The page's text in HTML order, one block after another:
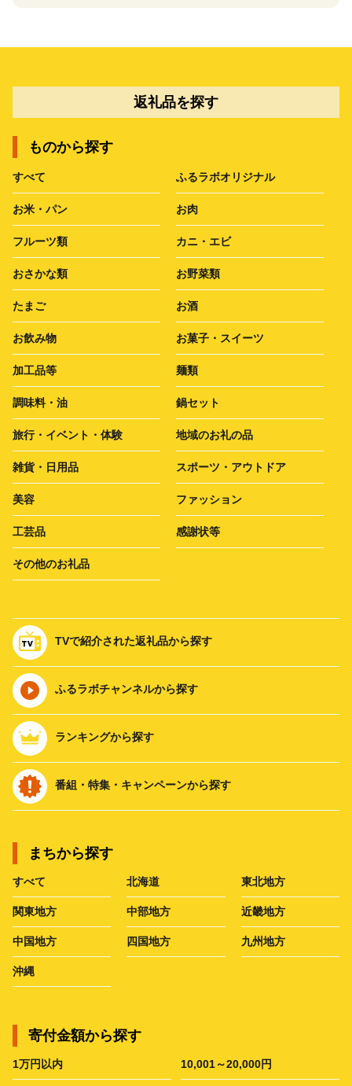
返礼品を探す
ものから探す
すべて ふるラボオリジナル
お米・パン お肉
フルーツ類 カニ・エビ
おさかな類 お野菜類
たまご お酒
お飲み物 お菓子・スイーツ
加工品等 麺類
調味料・油 鍋セット
旅行・イベント・体験 地域のお礼の品
雑貨・日用品 スポーツ・アウトドア
美容 ファッション
工芸品 感謝状等
その他のお礼品
TVで紹介された返礼品から探す
ふるラボチャンネルから探す
ランキングから探す
番組・特集・キャンペーンから探す
まちから探す
すべて 北海道 東北地方
関東地方 中部地方 近畿地方
中国地方 四国地方 九州地方
沖縄
寄付金額から探す
1万円以内 10,001～20,000円